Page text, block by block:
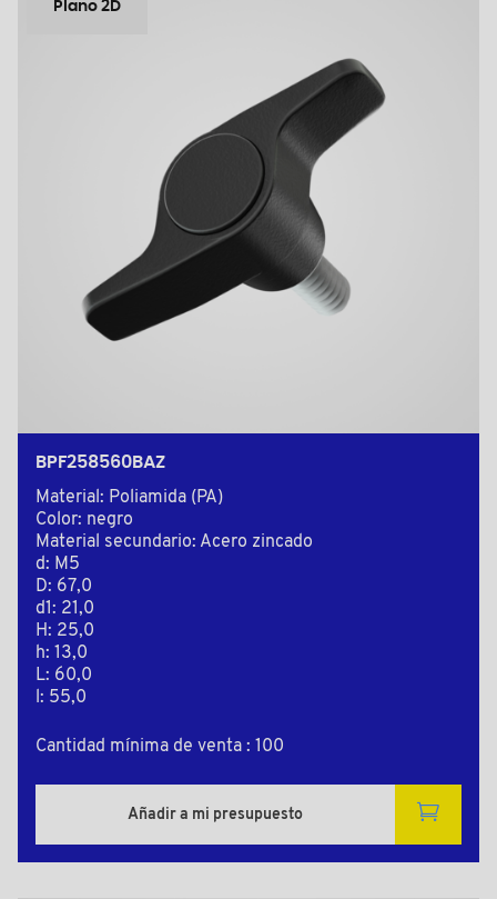
Plano 2D
BPF258560BAZ
Material: Poliamida (PA)
Color: negro
Material secundario: Acero zincado
d: M5
D: 67,0
d1: 21,0
H: 25,0
h: 13,0
L: 60,0
l: 55,0
Cantidad mínima de venta : 100
Añadir a mi presupuesto